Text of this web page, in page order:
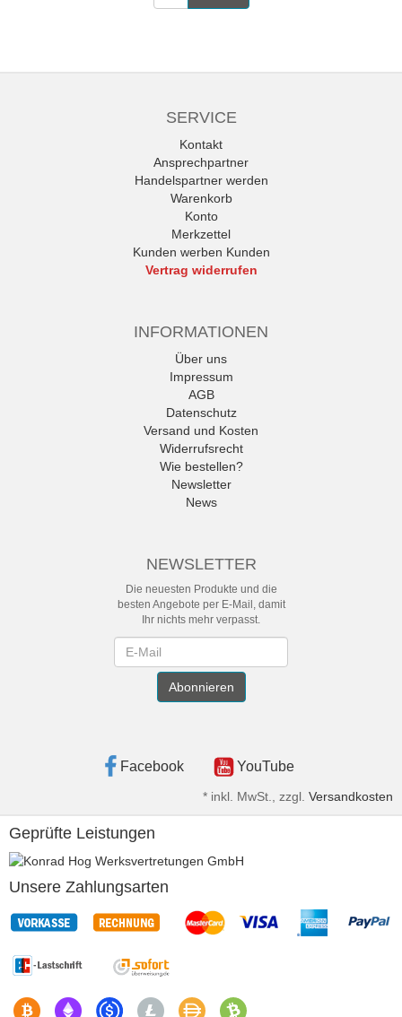
SERVICE
Kontakt
Ansprechpartner
Handelspartner werden
Warenkorb
Konto
Merkzettel
Kunden werben Kunden
Vertrag widerrufen
INFORMATIONEN
Über uns
Impressum
AGB
Datenschutz
Versand und Kosten
Widerrufsrecht
Wie bestellen?
Newsletter
News
NEWSLETTER
Die neuesten Produkte und die
besten Angebote per E-Mail, damit
Ihr nichts mehr verpasst.
Abonnieren
Facebook YouTube
* inkl. MwSt., zzgl. Versandkosten
Geprüfte Leistungen
Unsere Zahlungsarten